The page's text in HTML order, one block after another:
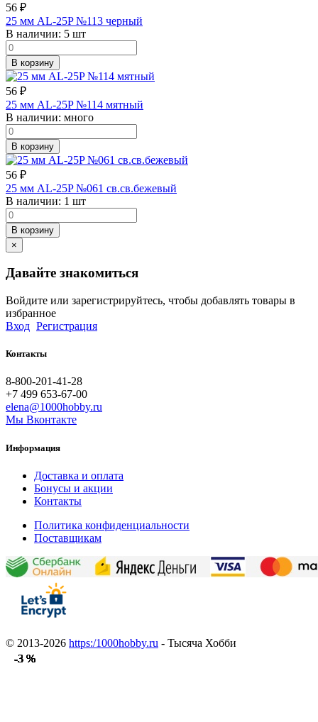
-3 %
-3 %
-3 %
-3 %
-3 %
-3 %
-3 %
-3 %
-3 %
-3 %
56 ₽
25 мм AL-25P №113 черный
В наличии: 5 шт
В корзину
-3 %
56 ₽
25 мм AL-25P №114 мятный
В наличии: много
В корзину
-3 %
56 ₽
25 мм AL-25P №061 св.св.бежевый
В наличии: 1 шт
В корзину
×
Давайте знакомиться
Войдите или зарегистрируйтесь, чтобы добавлять товары в
избранное
Вход Регистрация
Контакты
8-800-201-41-28
+7 499 653-67-00
elena@1000hobby.ru
Мы Вконтакте
Информация
Доставка и оплата
Бонусы и акции
Контакты
Политика конфиденциальности
Поставщикам
© 2013-2026 https:/1000hobby.ru - Тысяча Хобби